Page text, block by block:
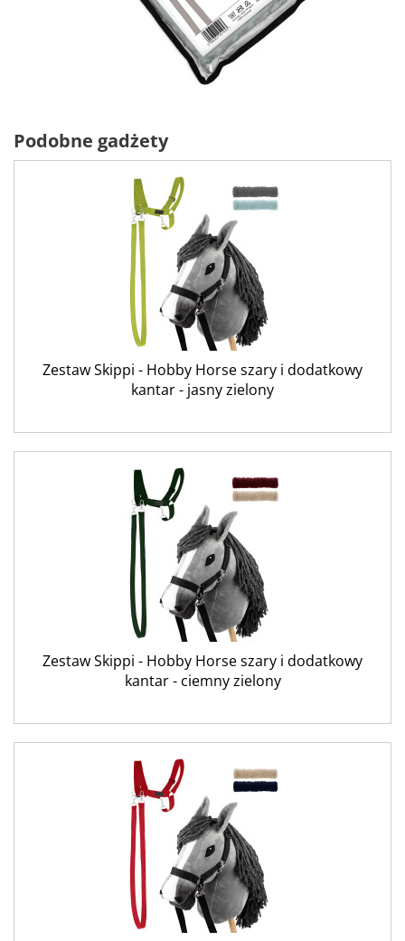
Podobne gadżety
Zestaw Skippi - Hobby Horse szary i dodatkowy
kantar - jasny zielony
Zestaw Skippi - Hobby Horse szary i dodatkowy
kantar - ciemny zielony